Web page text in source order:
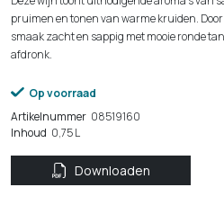
pruimen en tonen van warme kruiden.
smaak zacht en sappig met mooie ronde
afdronk.
Op voorraad
Artikelnummer 08519160
Inhoud 0,75 L
Downloaden